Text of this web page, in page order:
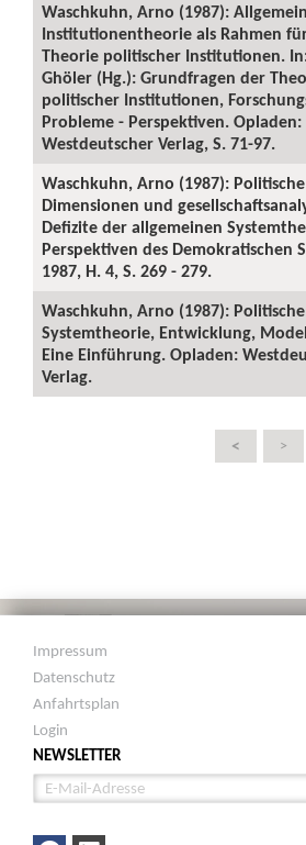
Waschkuhn, Arno (1987):
Institutionentheorie als Rahmen
Theorie politischer Institutionen.
Ghöler (Hg.): Grundfragen der
politischer Institutionen,
Probleme - Perspektiven. Opladen:
Westdeutscher Verlag, S. 71-97.
Waschkuhn, Arno (1987): Politische
Dimensionen und
Defizite der allgemeinen
Perspektiven des Demokratischen
1987, H. 4, S. 269 - 279.
Waschkuhn, Arno (1987): Politische
Systemtheorie, Entwicklung,
Eine Einführung. Opladen:
Verlag.
< >
Impressum
Datenschutz
Anfahrtsplan
Login
NEWSLETTER